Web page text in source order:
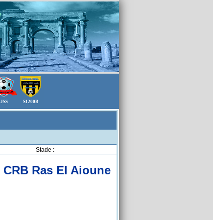
JSS S1200B
Stade :
CRB Ras El Aioune